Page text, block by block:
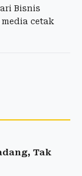
Bisnis
cetak
Tak